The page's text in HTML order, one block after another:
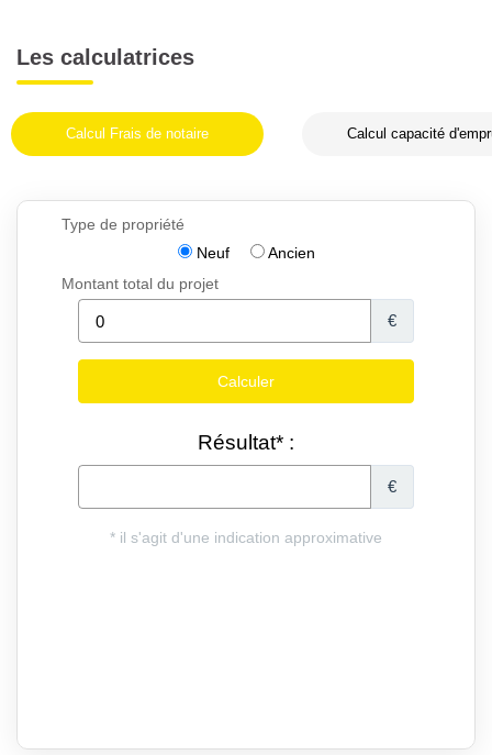
Les calculatrices
Calcul Frais de notaire Calcul capacité